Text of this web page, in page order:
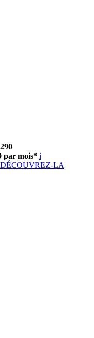
par mois* i
DÉCOUVREZ-LA